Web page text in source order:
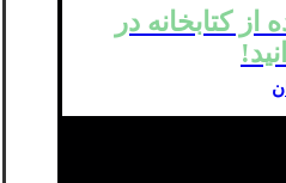
از کتابخانه در